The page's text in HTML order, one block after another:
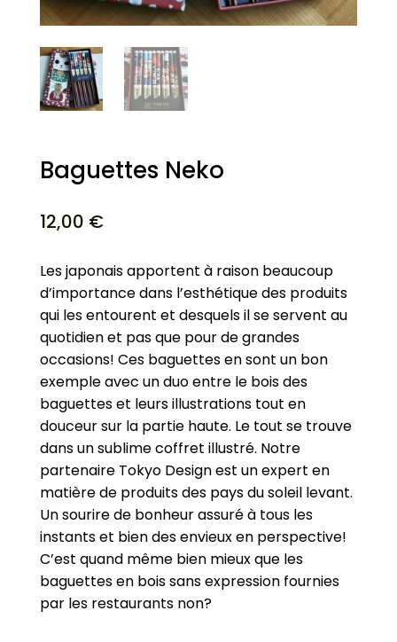
Baguettes Neko
12,00 €
Les japonais apportent à raison beaucoup
d’importance dans l’esthétique des produits
qui les entourent et desquels il se servent au
quotidien et pas que pour de grandes
occasions! Ces baguettes en sont un bon
exemple avec un duo entre le bois des
baguettes et leurs illustrations tout en
douceur sur la partie haute. Le tout se trouve
dans un sublime coffret illustré. Notre
partenaire Tokyo Design est un expert en
matière de produits des pays du soleil levant.
Un sourire de bonheur assuré à tous les
instants et bien des envieux en perspective!
C’est quand même bien mieux que les
baguettes en bois sans expression fournies
par les restaurants non?